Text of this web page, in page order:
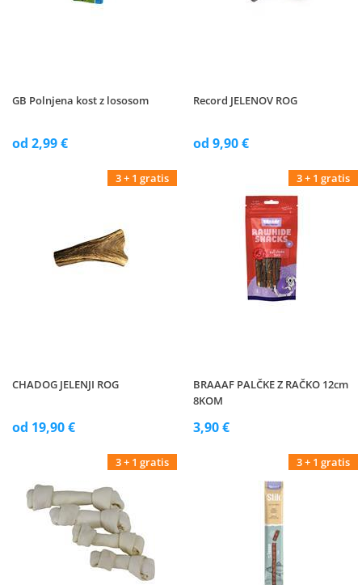
GB Polnjena kost z lososom
od 2,99 €
Record JELENOV ROG
od 9,90 €
3 + 1 gratis
CHADOG JELENJI ROG
od 19,90 €
3 + 1 gratis
BRAAAF PALČKE Z RAČKO 12cm
8KOM
3,90 €
3 + 1 gratis 3 + 1 gratis